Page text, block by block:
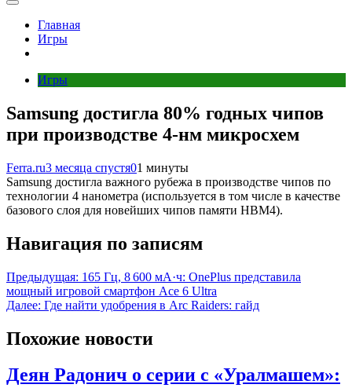
Главная
Игры
Игры
Samsung достигла 80% годных чипов
при производстве 4‑нм микросхем
Ferra.ru3 месяца спустя01 минуты
Samsung достигла важного рубежа в производстве чипов по
технологии 4 нанометра (используется в том числе в качестве
базового слоя для новейших чипов памяти HBM4).
Навигация по записям
Предыдущая: 165 Гц, 8 600 мА·ч: OnePlus представила
мощный игровой смартфон Ace 6 Ultra
Далее: Где найти удобрения в Arc Raiders: гайд
Похожие новости
Деян Радонич о серии с «Уралмашем»: